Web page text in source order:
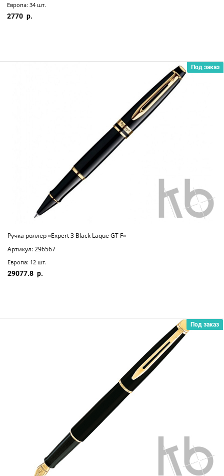
Европа: 34 шт.
2770
Под заказ
Ручка роллер «Expert 3 Black Laque GT F»
Артикул: 296567
Европа: 12 шт.
29077.8
Под заказ